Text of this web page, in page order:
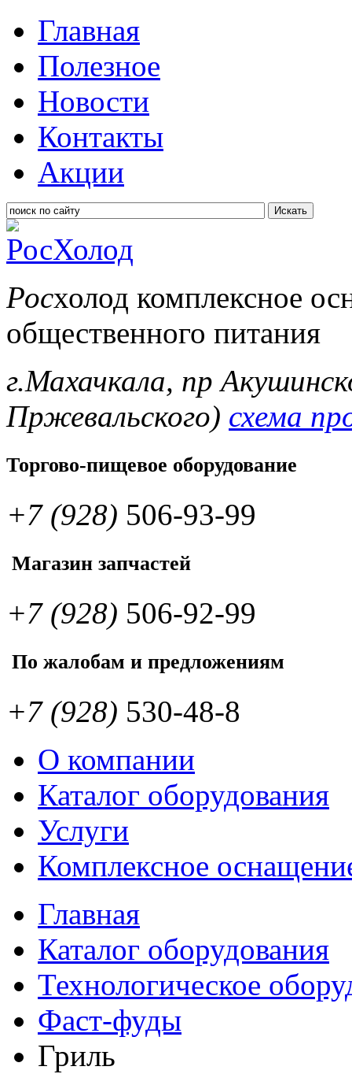
Главная
Полезное
Новости
Контакты
Акции
Искать
Росхолод комплексное
общественного питания
г.Махачкала, пр
Пржевальского) схема
Торгово-пищевое оборудование
+7 (928) 506-93-99
Магазин запчастей
+7 (928) 506-92-99
По жалобам и предложениям
+7 (928) 530-48-8
О компании
Каталог оборудования
Услуги
Комплексное
Главная
Каталог оборудования
Технологическое
Фаст-фуды
Гриль